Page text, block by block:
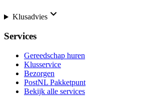
Klusadvies
Services
Gereedschap huren
Klusservice
Bezorgen
PostNL Pakketpunt
Bekijk alle services